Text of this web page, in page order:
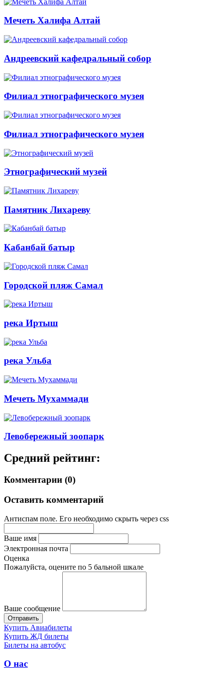
Мечеть Халифа Алтай
Андреевский кафедральный собор
Филиал этнографического музея
Филиал этнографического музея
Этнографический музей
Памятник Лихареву
Кабанбай батыр
Городской пляж Самал
река Иртыш
река Ульба
Мечеть Мухаммади
Левобережный зоопарк
Средний рейтинг:
Комментарии (0)
Оставить комментарий
Антиспам поле. Его необходимо скрыть через css
Ваше имя
Электронная почта
Оценка
Пожалуйста, оцените по 5 бальной шкале
Ваше сообщение
Купить Авиабилеты
Купить ЖД билеты
Билеты на автобус
О нас